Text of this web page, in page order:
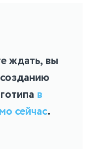
ждать, вы
в
сейчас.